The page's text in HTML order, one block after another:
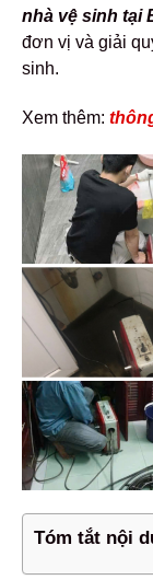
nhà vệ sinh tại
đơn vị và giải
sinh.
Xem thêm:
Tóm tắt nội